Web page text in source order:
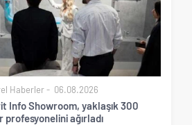
Haberler 06.08.2026
Info Showroom, yaklaşık 300
profesyonelini ağırladı